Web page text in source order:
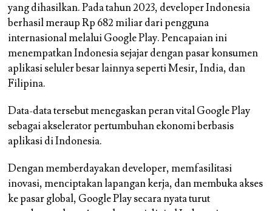
yang dihasilkan. Pada tahun 2023, developer Indonesia
berhasil meraup Rp 682 miliar dari pengguna
internasional melalui Google Play. Pencapaian ini
menempatkan Indonesia sejajar dengan pasar konsumen
aplikasi seluler besar lainnya seperti Mesir, India, dan
Filipina.
Data-data tersebut menegaskan peran vital Google Play
sebagai akselerator pertumbuhan ekonomi berbasis
aplikasi di Indonesia.
Dengan memberdayakan developer, memfasilitasi
inovasi, menciptakan lapangan kerja, dan membuka akses
ke pasar global, Google Play secara nyata turut